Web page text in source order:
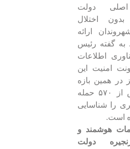
دولت
بدون اختلال
ارائه
گفته رئیس
اطلاعات
امنیت این
در همین بازه
زمانی بیش از ۵۷۰ حمله
را شناسایی
است.
هوشمند و
دولت